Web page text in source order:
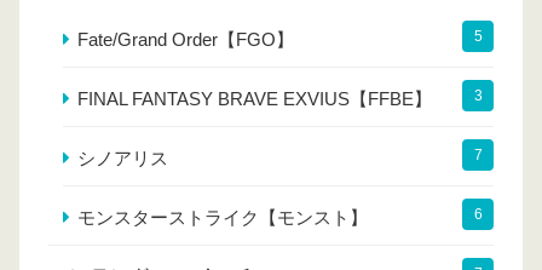
Fate/Grand Order【FGO】 5
FINAL FANTASY BRAVE EXVIUS【FFBE】 3
シノアリス 7
モンスターストライク【モンスト】 6